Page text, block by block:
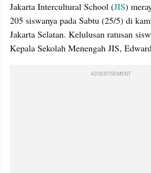
Jakarta Intercultural School (JIS)
205 siswanya pada Sabtu (25/5) di
Jakarta Selatan. Kelulusan ratusan
Kepala Sekolah Menengah JIS,
ADVERTISEMENT